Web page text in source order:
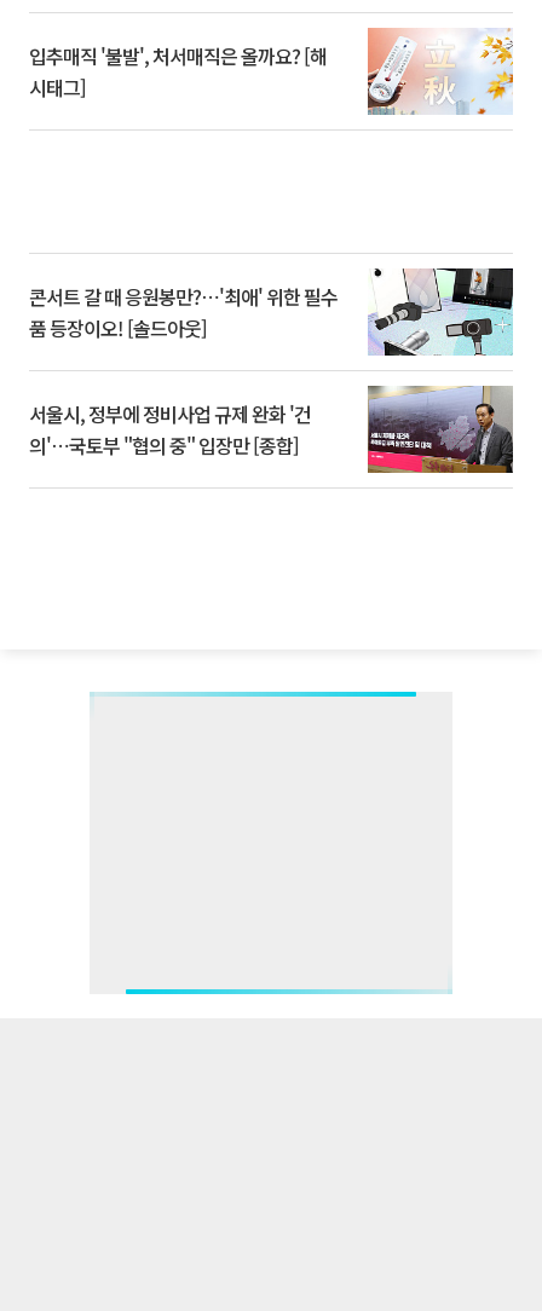
입추매직 '불발', 처서매직은 올까요? [해
시태그]
콘서트 갈 때 응원봉만?⋯'최애' 위한 필수
품 등장이오! [솔드아웃]
서울시, 정부에 정비사업 규제 완화 '건
의'⋯국토부 "협의 중" 입장만 [종합]